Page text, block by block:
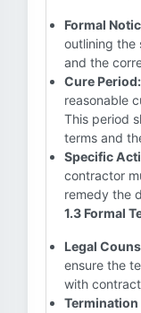
Formal
outlining the
and the
Cure Period:
reasonable
This period
terms and
Specific
contractor
remedy the
1.3 Formal
Legal
ensure the
with
Termination